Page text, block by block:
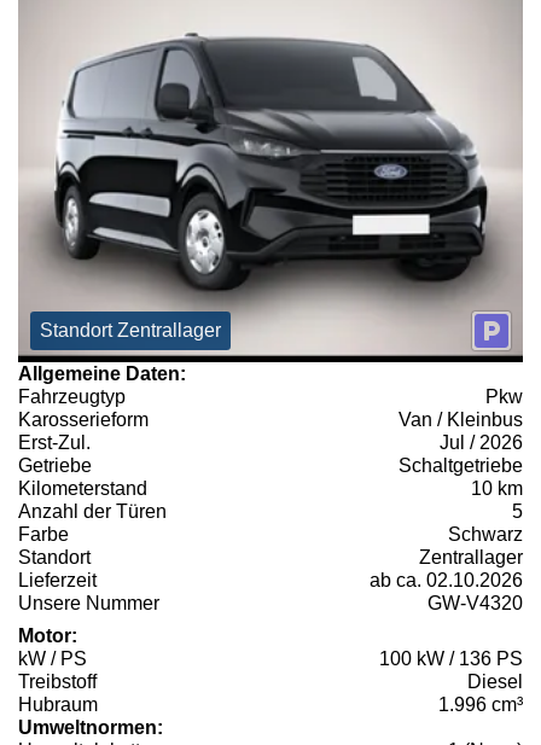
Standort Zentrallager
Allgemeine Daten:
Fahrzeugtyp
Pkw
Karosserieform
Van / Kleinbus
Erst-Zul.
Jul / 2026
Getriebe
Schaltgetriebe
Kilometerstand
10 km
Anzahl der Türen
5
Farbe
Schwarz
Standort
Zentrallager
Lieferzeit
ab ca. 02.10.2026
Unsere Nummer
GW-V4320
Motor:
kW / PS
100 kW / 136 PS
Treibstoff
Diesel
Hubraum
1.996 cm³
Umweltnormen: